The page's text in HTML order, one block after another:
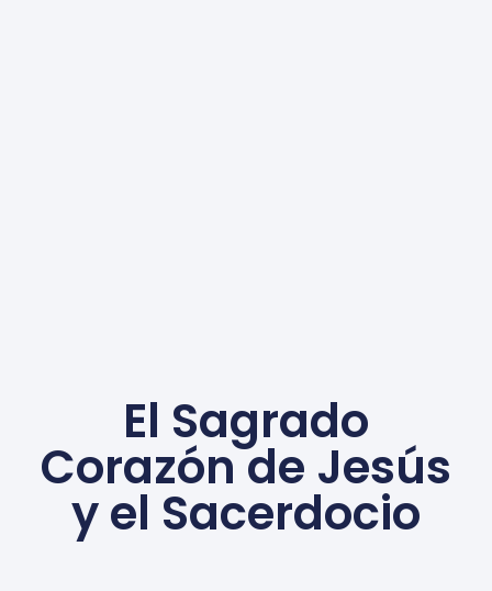
El Sagrado
Corazón de Jesús
y el Sacerdocio